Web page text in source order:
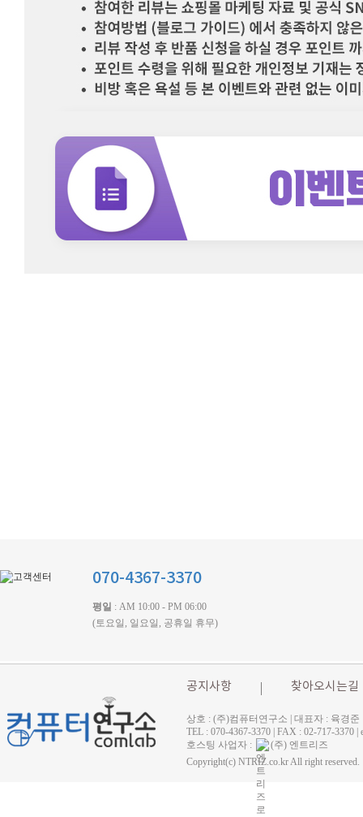
070-4367-3370
평일 : AM 10:00 - PM 06:00
(토요일, 일요일, 공휴일 휴무)
공지사항 찾아오시는길
상호 : (주)컴퓨터연구소 | 대표자 : 육경
TEL : 070-4367-3370 | FAX : 02-717-
호스팅 사업자 :
(주) 엔트리즈
Copyright(c) NTRIZ.co.kr All right reserved.